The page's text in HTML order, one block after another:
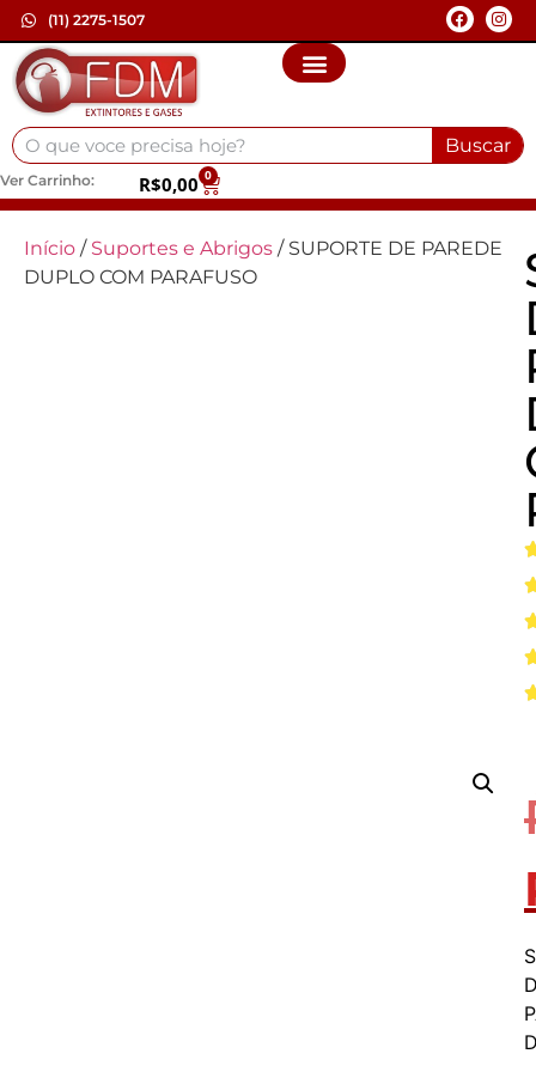
(11) 2275-1507
Buscar
Ver Carrinho: R$0,00 0
Início / Suportes e Abrigos / SUPORTE DE PAREDE
DUPLO COM PARAFUSO